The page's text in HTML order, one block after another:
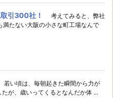
引300社！
考えてみると、弊社
満たない大阪の小さな町工場なんで
若い頃は、毎朝起きた瞬間から力が
が、歳いってくるとなんだか体 ...